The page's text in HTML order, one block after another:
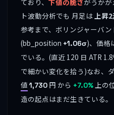
ており、 下値の脆さがうか
ト波動分析でも 月足は上昇
参考まで、ボリンジャーバ
(bb_position +1.06σ)、価格
でいる。(直近 120 日 ATR
で細かい変化を拾う)なお、
値 1,730 円 から +7.0%上の
造の起点はまだ生きている。